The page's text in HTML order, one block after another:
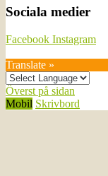
Sociala medier
Facebook Instagram
Translate »
Överst på sidan
Mobil Skrivbord